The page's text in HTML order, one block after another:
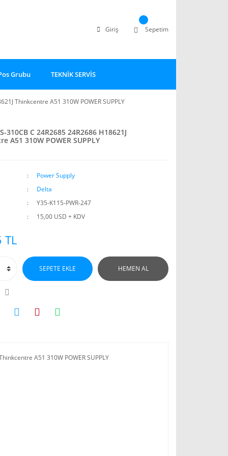
Giriş Sepetim
Grubu TEKNİK SERVİS
Thinkcentre A51 310W POWER SUPPLY
310CB C 24R2685 24R2686 H18621J
A51 310W POWER SUPPLY
Power Supply
Delta
Y35-K115-PWR-247
15,00 USD + KDV
TL
SEPETE EKLE HEMEN AL
A51 310W POWER SUPPLY